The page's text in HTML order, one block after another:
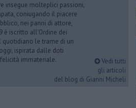
insegue molteplici passioni,
coniugando il piacere
nei panni di attore,
è iscritto all’Ordine dei
le trame di un
ispirata dalle doti
immateriale.
Vedi tutti
gli articoli
del blog di Gianni Micheli